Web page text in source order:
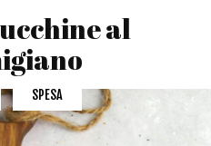
al
SPESA